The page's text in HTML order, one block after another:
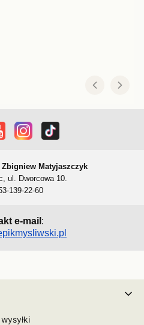
Zbigniew Matyjaszczyk
ul. Dworcowa 10.
139-22-60
e-mail :